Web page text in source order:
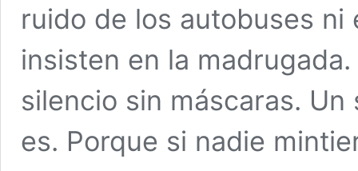
ruido de los autobuses ni
insisten en la
silencio sin máscaras.
es. Porque si nadie